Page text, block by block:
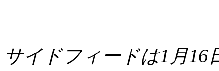
サイドフィードは1月16